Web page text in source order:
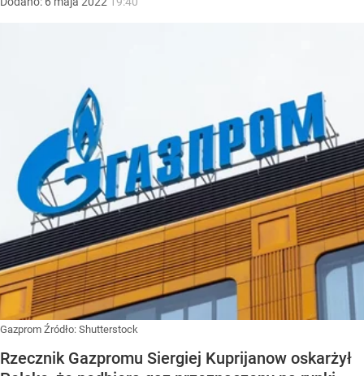
Gazprom Źródło: Shutterstock
Rzecznik Gazpromu Siergiej Kuprijanow oskarżył